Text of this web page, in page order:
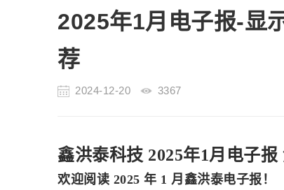
2025年1月电子报-显
荐
2024-12-20 3367
鑫洪泰科技 2025年1月电子报
欢迎阅读 2025 年 1 月鑫洪泰电子报！